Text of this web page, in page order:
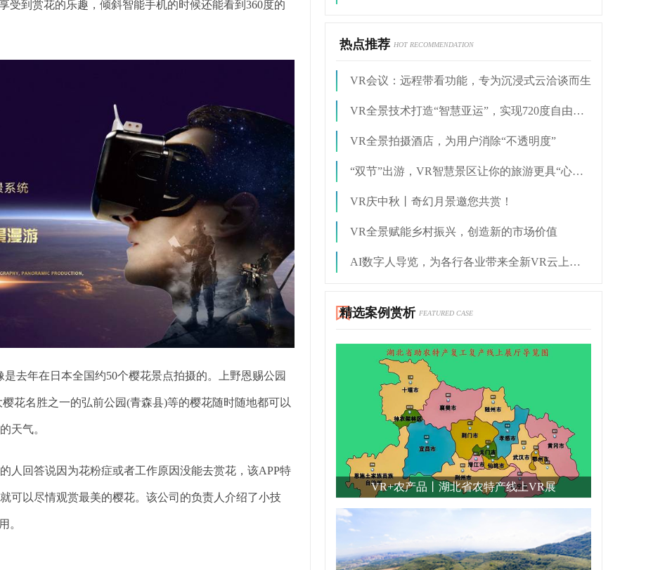
受到赏花的乐趣，倾斜智能手机的时候还能看到360度的
是去年在日本全国约50个樱花景点拍摄的。上野恩赐公园
花名胜之一的弘前公园(青森县)等的樱花随时随地都可以
天气。
回答说因为花粉症或者工作原因没能去赏花，该APP特
可以尽情观赏最美的樱花。该公司的负责人介绍了小技
。
热点推荐 HOT RECOMMENDATION
VR会议：远程带看功能，专为沉浸式云洽谈而生
VR全景技术打造“智慧亚运”，实现720度自由视角
VR全景拍摄酒店，为用户消除“不透明度”
“双节”出游，VR智慧景区让你的旅游更具“心价比”
VR庆中秋丨奇幻月景邀您共赏！
VR全景赋能乡村振兴，创造新的市场价值
AI数字人导览，为各行各业带来全新VR云上服务体验
精选案例赏析 FEATURED CASE
VR+农产品丨湖北省农特产线上VR展